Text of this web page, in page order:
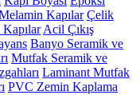
Kapılar Çelik
Acil Çıkış
Banyo Seramik ve
Mutfak Seramik ve
Laminant Mutfak
PVC Zemin Kaplama